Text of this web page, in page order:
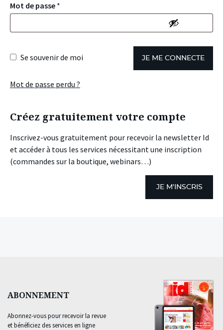
Mot de passe *
Se souvenir de moi JE ME CONNECTE
Mot de passe perdu ?
Créez gratuitement votre compte
Inscrivez-vous gratuitement pour recevoir la newsletter Id
et accéder à tous les services nécessitant une inscription
(commandes sur la boutique, webinars…)
JE M'INSCRIS
ABONNEMENT
Abonnez-vous pour recevoir la revue
et bénéficiez des services en ligne